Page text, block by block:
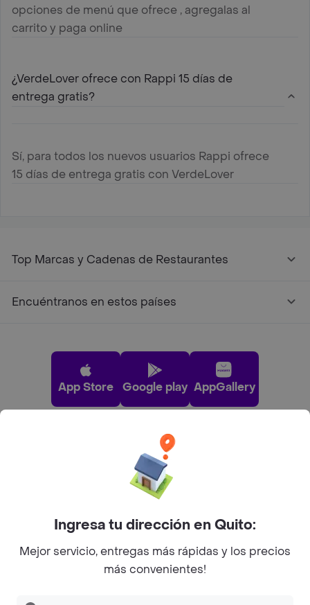
opciones de menú que ofrece , agregalas al
carrito y paga online
¿VerdeLover ofrece con Rappi 15 días de
entrega gratis?
Sí, para todos los nuevos usuarios Rappi ofrece
15 días de entrega gratis con VerdeLover
Top Marcas y Cadenas de Restaurantes
Encuéntranos en estos países
App Store Google play AppGallery
Pide tu comida favorita cerca de ti
Ingresa tu dirección en Quito:
Mejor servicio, entregas más rápidas y los precios
más convenientes!